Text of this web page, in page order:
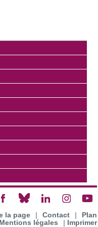
le contenu
relatives aux
trafic. Nous
sur l'utilisation de
médias sociaux, de
combiner celles-ci avec
avez fournies ou qu'ils
de leurs services.
la page | Contact |
Plan
Mentions légales | Imprimer